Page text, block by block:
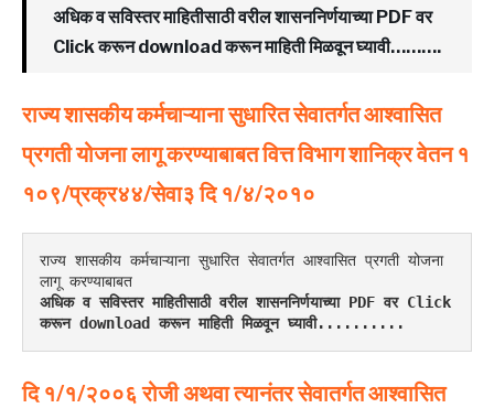
अधिक व सविस्तर माहितीसाठी वरील शासननिर्णयाच्या PDF वर
Click करून download करून माहिती मिळवून घ्यावी……….
राज्यशासकीयकर्मचाऱ्यानासुधारितसेवातर्गतआश्वासित
प्रगतीयोजनालागूकरण्याबाबतवित्तविभागशानिक्रवेतन १
१०९/प्रक्र४४/सेवा३ दि १/४/२०१०
राज्य शासकीय कर्मचाऱ्याना सुधारित सेवातर्गत आश्वासित प्रगती योजना
लागू करण्याबाबत
अधिक व सविस्तर माहितीसाठी वरील शासननिर्णयाच्या PDF वर Click
करून download करून माहिती मिळवून घ्यावी..........
दि १/१/२००६ रोजीअथवात्यानंतरसेवातर्गतआश्वासित